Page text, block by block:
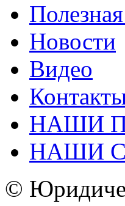
Новости
Видео
НАШИ
НАШИ
©